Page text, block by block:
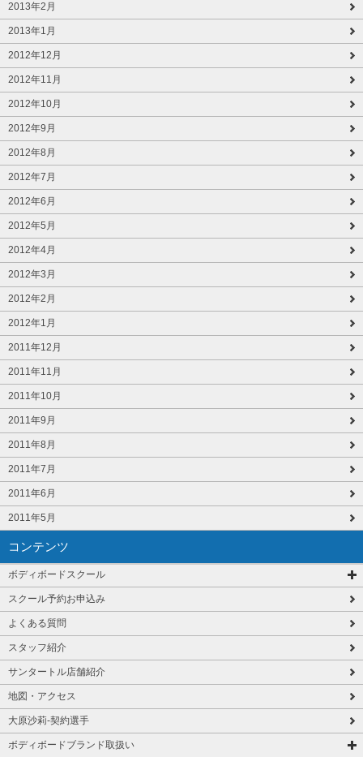
2013年2月
2013年1月
2012年12月
2012年11月
2012年10月
2012年9月
2012年8月
2012年7月
2012年6月
2012年5月
2012年4月
2012年3月
2012年2月
2012年1月
2011年12月
2011年11月
2011年10月
2011年9月
2011年8月
2011年7月
2011年6月
2011年5月
コンテンツ
ボディボードスクール
スクール予約お申込み
よくある質問
スタッフ紹介
サンタートル店舗紹介
地図・アクセス
大原沙莉-契約選手
ボディボードブランド取扱い